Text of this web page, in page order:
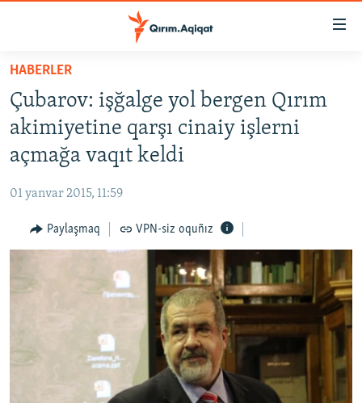
Esas
qaytmaq
Baş
navigatsiyağa
qaytmaq
Qıdıruvğa
qaytmaq
HABERLER
SİYASET
İQTİSADİYAT
MEDENİYET
İNSAN AQLARI
SÜRET
FİKİR
HABERLER
Çubarov: işğalge yol bergen Qırım
akimiyetine qarşı cinaiy işlerni
açmağa vaqıt keldi
01 yanvar 2015, 11:59
Paylaşmaq VPN-siz oquñız